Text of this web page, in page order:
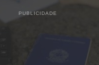
PUBLICIDADE